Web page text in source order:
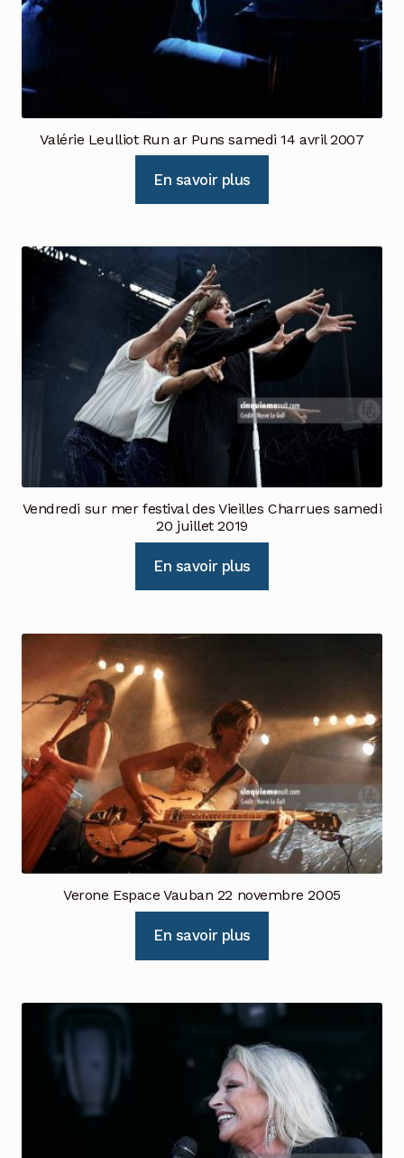
Valérie Leulliot Run ar Puns samedi 14 avril 2007
En savoir plus
Vendredi sur mer festival des Vieilles Charrues samedi
20 juillet 2019
En savoir plus
Verone Espace Vauban 22 novembre 2005
En savoir plus